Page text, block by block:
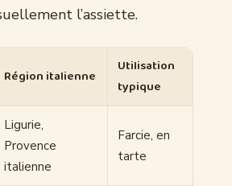
l’assiette.
Région italienne
Utilisation
typique
Ligurie,
Provence
italienne
Farcie, en
tarte